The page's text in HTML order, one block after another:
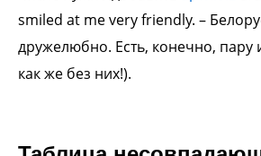
smiled at me very friendly. –
дружелюбно. Есть, конечно,
как же без них!).